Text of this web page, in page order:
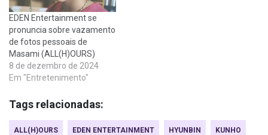
EDEN Entertainment se
pronuncia sobre vazamento
de fotos pessoais de
Masami (ALL(H)OURS)
8 de dezembro de 2024
Em "Entretenimento"
Tags relacionadas:
ALL(H)OURS EDEN ENTERTAINMENT HYUNBIN KUNHO